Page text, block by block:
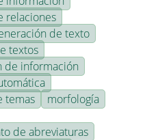
relaciones
de texto
textos
de información
temas
morfología
de abreviaturas